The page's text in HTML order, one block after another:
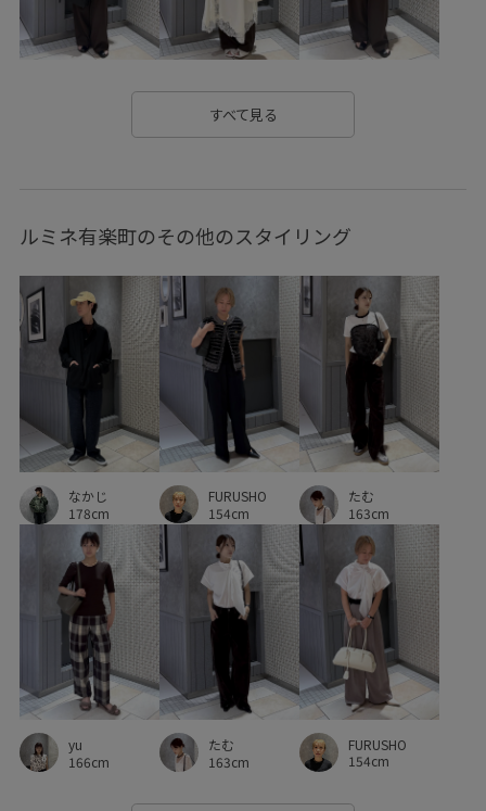
コーディネートしやすい サングラス シンプル
ジャージ ジョーゼット スタイリッシュ ストラップ
ストレートシルエット タック
ハンドバッグ フラットサンダル
ラインストーン リラックススタイル リラックス感
二の腕が隠れる 伸縮性 別注アイテム 合わせやすい
夏雑貨 安定感 定番 履き心地が良い 快適
手編み 抜け感 春夏 歩きやすい 涼しげ
清涼感 疲れにくい 着脱しやすい
程よい厚み 立体感 肌馴染が良い 華やか 薄手
すべて見る
ルミネ有楽町のその他のスタイリング
なかじ
178cm
FURUSHO
154cm
たむ
163cm
yu
166cm
たむ
163cm
FURUSHO
154cm